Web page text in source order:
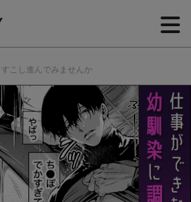
すこし進んでみませんか